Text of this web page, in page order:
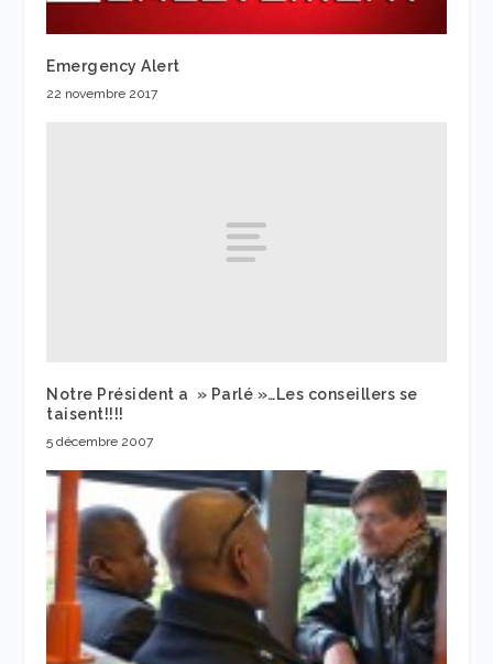
Emergency Alert
22 novembre 2017
Notre Président a » Parlé »…Les conseillers se
taisent!!!!
5 décembre 2007